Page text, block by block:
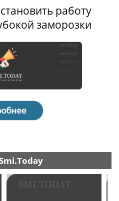
работу
заморозки